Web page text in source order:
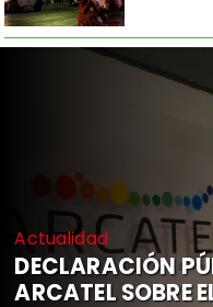
Actualidad
DECLARACIÓN
ARCATEL SOBRE